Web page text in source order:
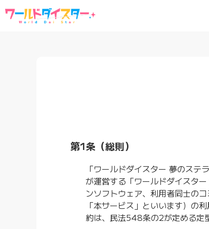
第1条（総則）
「ワールドダイスター 夢のステ
が運営する「ワールドダイスタ
ンソフトウェア、利用者同士の
「本サービス」といいます）の
約は、民法548条の2が定める定